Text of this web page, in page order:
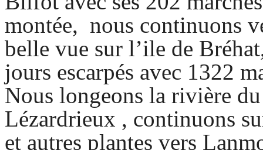
montée, nous continuons
belle vue sur l’ile de
jours escarpés avec 1322
Nous longeons la rivière
Lézardrieux , continuons
et autres plantes vers